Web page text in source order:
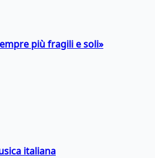
più fragili e soli»
italiana